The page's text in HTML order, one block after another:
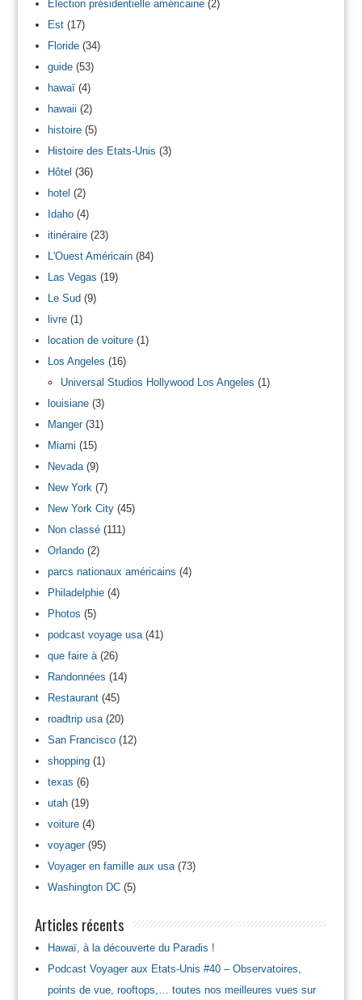
Election présidentielle américaine(2)
Est(17)
Floride(34)
guide(53)
hawaï(4)
hawaii (2)
histoire(5)
Histoire des Etats-Unis (3)
Hôtel (36)
hotel (2)
Idaho(4)
itinéraire(23)
L'Ouest Américain(84)
Las Vegas (19)
Le Sud(9)
livre(1)
location de voiture(1)
Los Angeles (16)
Universal Studios Hollywood Los Angeles (1)
louisiane(3)
Manger(31)
Miami (15)
Nevada(9)
New York (7)
New York City(45)
Non classé(111)
Orlando(2)
parcs nationaux américains (4)
Philadelphie(4)
Photos (5)
podcast voyage usa(41)
que faire à(26)
Randonnées (14)
Restaurant(45)
roadtrip usa(20)
San Francisco(12)
shopping(1)
texas (6)
utah(19)
voiture(4)
voyager(95)
Voyager en famille aux usa(73)
Washington DC(5)
Articles récents
Hawaï, à la découverte du Paradis !
Podcast Voyager aux Etats-Unis #40 – Observatoires,
points de vue, rooftops,… toutes nos meilleures vues sur